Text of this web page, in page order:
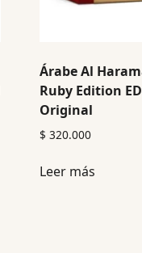
Árabe Al
Ruby Edition
Original
$ 320.000
Leer más